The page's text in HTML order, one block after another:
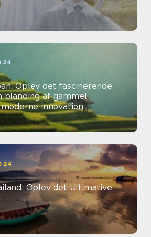
Oplev det fascinerende
blanding af gammel
innovation
Oplev det Ultimative